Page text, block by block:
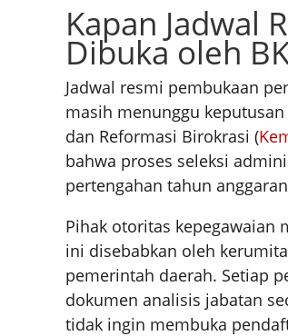
Kapan Jadwal
Dibuka oleh
Jadwal resmi pembukaan
masih menunggu
dan Reformasi Birokrasi (
bahwa proses seleksi
pertengahan tahun
Pihak otoritas kepegawaian
ini disebabkan oleh
pemerintah daerah. Setiap
dokumen analisis jabatan
tidak ingin membuka